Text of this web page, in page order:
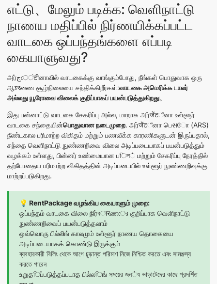
எட்டு、மேலும் படிக்க: வெளிநாட்டு
நாணய மதிப்பில் நிர்ணயிக்கப்பட்ட
வாடகை ஒப்பந்தங்களை எப்படி
கையாளுவது?
அர்جেंटीனாவில் வாடகைக்கு வாங்கும்போது, நீங்கள் பொதுவாக ஒரு
ஆচरணை சூழ்நிலையை சந்திக்கிறீர்கள்:வாடகை அமெரிக்க டாலர்
அல்லது யூரோவை விலைக் குறிப்பாகப் பயன்படுத்துகிறது。
இது பன்னாட்டு வாடகை சேகரிப்பு அல்ல, மாறாக அர்जेंटீனா உள்ளூர்
வாடகை சந்தையின்பொதுவான நடைமுறை. அர்जेंटீனா பெસோ (ARS)
நீண்டகால பரிமாற்ற விகிதம் மற்றும் பணவீக்க காரணிகளுடன் இருப்பதால்,
சந்தை வெளிநாட்டு நுண்ணறிவை விலை அடிப்படையாகப் பயன்படுத்தும்
வழக்கம் உள்ளது, பின்னர் உண்மையான பিল் மற்றும் சேகரிப்பு நேரத்தில்
தற்போதைய பரிமாற்ற விகிதத்தின் அடிப்படையில் உள்ளூர் நுண்ணறிவுக்கு
மாற்றப்படுகிறது.
💡 RentPackage வழங்கிய கையாளும் முறை:
ஒப்பந்தம் வாடகை விலை நிர்ধारணের குறிப்பாக வெளிநாட்டு
நுண்ணறிவைப் பயன்படுத்தலாம்
ஒவ்வொரு பில்லிங் காலமும் உள்ளூர் நாணய தொகையை
அடிப்படையாகக் கொண்டு இருக்கும்
ব্যবহারকারী বিলিং থেকে আগে চূড়ান্ত পরিমাণ নিজে নিশ্চিত করতে এবং সামঞ্জস্য
করতে পারেন
உறுதিப்படுத்தப்படாத பில்லিங் সময়ের জন்য ভাড়াটেদের কাছে প্রদর্শিত